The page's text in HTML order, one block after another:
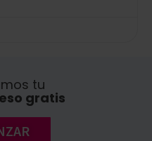
tu
gratis